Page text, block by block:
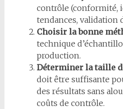
contrôle (conformité,
tendances, validation
Choisir la bonne
technique
production.
Déterminer la taille
doit être suffisante
des résultats sans
coûts de contrôle.